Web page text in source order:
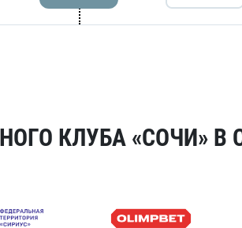
КЛУБА «СОЧИ» В